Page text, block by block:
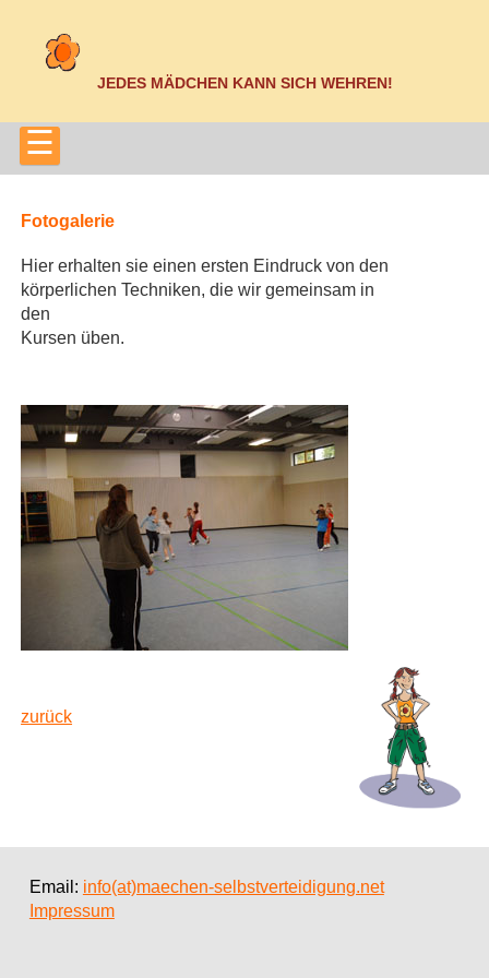
JEDES MÄDCHEN KANN SICH WEHREN!
☰
Fotogalerie
Hier erhalten sie einen ersten Eindruck von den
körperlichen Techniken, die wir gemeinsam in
den
Kursen üben.
zurück
Email: info(at)maechen-selbstverteidigung.net
Impressum